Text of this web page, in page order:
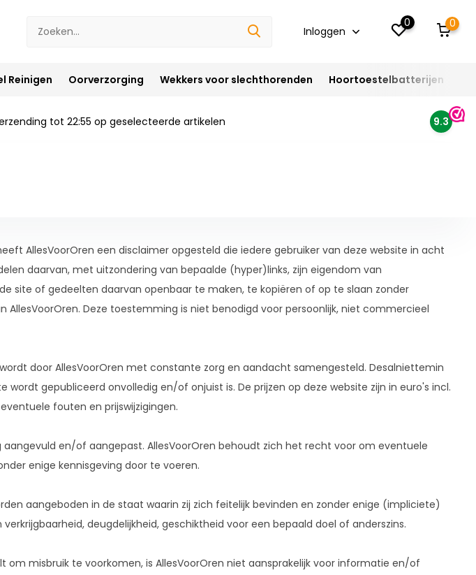
Inloggen
0 0
Reinigen Oorverzorging Wekkers voor slechthorenden Hoortoestelbatterijen
tot 22:55 op geselecteerde artikelen 9.3
AllesVoorOren een disclaimer opgesteld die iedere gebruiker van deze website in acht
daarvan, met uitzondering van bepaalde (hyper)links, zijn eigendom van
site of gedeelten daarvan openbaar te maken, te kopiëren of op te slaan zonder
AllesVoorOren. Deze toestemming is niet benodigd voor persoonlijk, niet commercieel
door AllesVoorOren met constante zorg en aandacht samengesteld. Desalniettemin
gepubliceerd onvolledig en/of onjuist is. De prijzen op deze website zijn in euro's incl.
fouten en prijswijzigingen.
en/of aangepast. AllesVoorOren behoudt zich het recht voor om eventuele
enige kennisgeving door te voeren.
aangeboden in de staat waarin zij zich feitelijk bevinden en zonder enige (impliciete)
deugdelijkheid, geschiktheid voor een bepaald doel of anderszins.
om misbruik te voorkomen, is AllesVoorOren niet aansprakelijk voor informatie en/of